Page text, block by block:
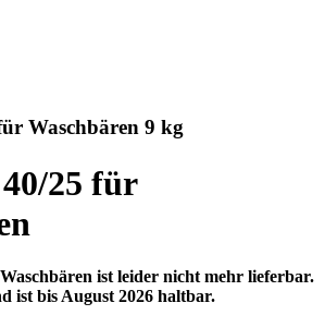
Waschbären 9 kg
25 für
ist leider nicht mehr lieferbar.
ist bis August 2026 haltbar.